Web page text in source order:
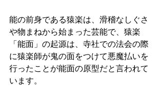
能の前身である猿楽は、滑稽なしぐさ
や物まねから始まった芸能で、猿楽
「能面」の起源は、寺社での法会の際
に猿楽師が鬼の面をつけて悪魔払いを
行ったことが能面の原型だと言われて
います。